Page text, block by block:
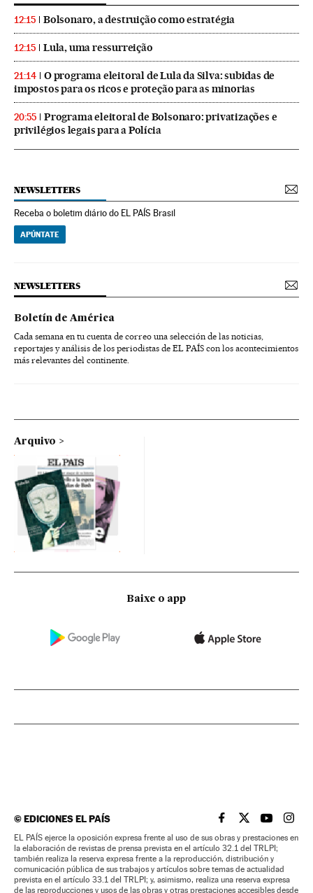
12:15 Bolsonaro, a destruição como estratégia
12:15 Lula, uma ressurreição
21:14
O programa eleitoral de Lula da Silva: subidas de
impostos para os ricos e proteção para as minorias
20:55
Programa eleitoral de Bolsonaro: privatizações e
privilégios legais para a Polícia
NEWSLETTERS
Receba o boletim diário do EL PAÍS Brasil
APÚNTATE
NEWSLETTERS
Boletín de América
Cada semana en tu cuenta de correo una selección de las noticias,
reportajes y análisis de los periodistas de EL PAÍS con los acontecimientos
más relevantes del continente.
Arquivo
Baixe o app
©EDICIONES EL PAÍS EL PAÍS BRASIL EN
EL PAÍSEL PAÍS
EL
EL PAÍS ejerce la oposición expresa frente al uso de sus obras y prestaciones en
la elaboración de revistas de prensa prevista en el artículo 32.1 del TRLPI;
también realiza la reserva expresa frente a la reproducción, distribución y
comunicación pública de sus trabajos y artículos sobre temas de actualidad
prevista en el artículo 33.1 del TRLPI; y, asimismo, realiza una reserva expresa
de las reproducciones y usos de las obras y otras prestaciones accesibles desde